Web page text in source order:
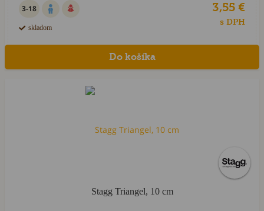
3-18
skladom
3,55 €
s DPH
Stagg Triangel, 10 cm